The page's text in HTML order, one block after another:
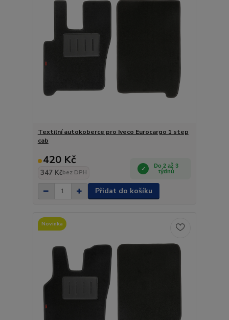
Textilní autokoberce pro Iveco Eurocargo 1 step
cab
420 Kč
347 Kčbez DPH
Do 2 až 3
týdnů
Přidat do košíku
Novinka